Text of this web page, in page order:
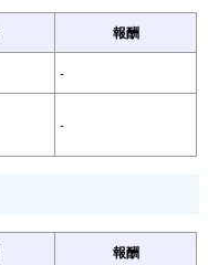
報酬
-
-
報酬